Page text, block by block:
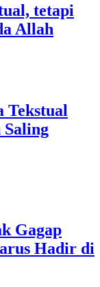
tetapi
Allah
Tekstual
Saling
Gagap
Hadir di